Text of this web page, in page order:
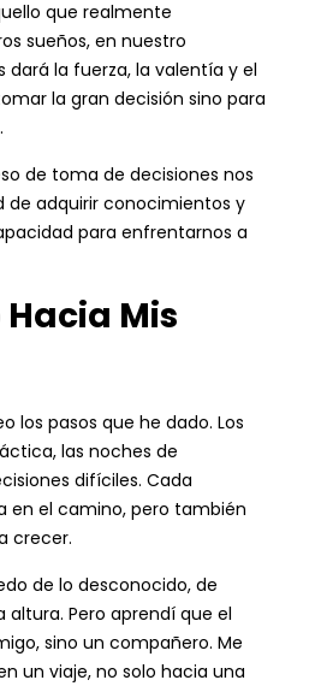
que realmente
sueños, en nuestro
dará la fuerza, la valentía y el
la gran decisión sino para
de toma de decisiones nos
de adquirir conocimientos y
para enfrentarnos a
Mis
los pasos que he dado. Los
las noches de
difíciles. Cada
en el camino, pero también
crecer.
de lo desconocido, de
altura. Pero aprendí que el
sino un compañero. Me
un viaje, no solo hacia una